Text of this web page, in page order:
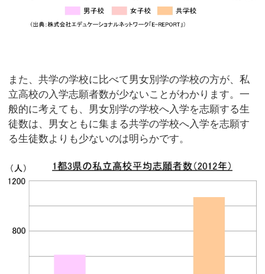
また、共学の学校に比べて男女別学の学校の方が、私
立高校の入学志願者数が少ないことがわかります。一
般的に考えても、男女別学の学校へ入学を志願する生
徒数は、男女ともに集まる共学の学校へ入学を志願す
る生徒数よりも少ないのは明らかです。